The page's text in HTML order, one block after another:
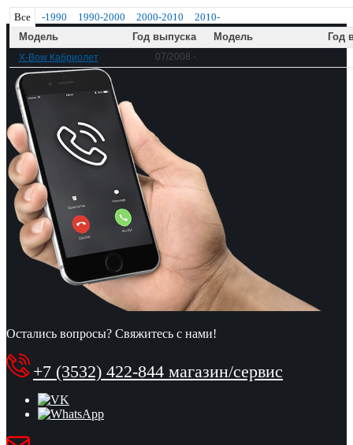
Все -1990 1990-2000 2000-2010
2010-
Модель
Год выпуска Модель Год
X-Bow Кабриолет 07/2008 -
Остались вопросы? Свяжитесь с нами!
+7 (3532) 422-844 магазин/сервис